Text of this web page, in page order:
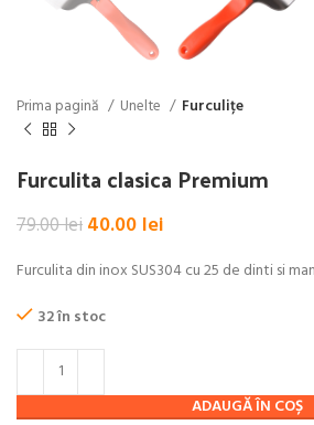
Prima pagină Unelte Furculițe
Furculita clasica Premium
79.00leiPrețul
a
79.00 lei.
40.00 lei
este:
Furculita din inox SUS304 cu 25 de dinti si
32 în stoc
ADAUGĂ ÎN COȘ